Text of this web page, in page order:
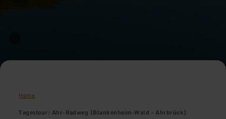
Home
Tagestour: Ahr-Radweg (Blankenheim-Wald - Ahrbrück)